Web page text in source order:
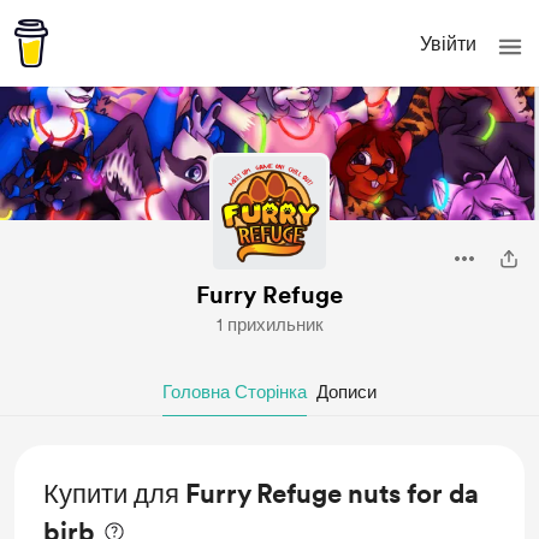
Увійти
Furry Refuge
1 прихильник
Головна Сторінка Дописи
Купити для Furry Refuge nuts for da
birb